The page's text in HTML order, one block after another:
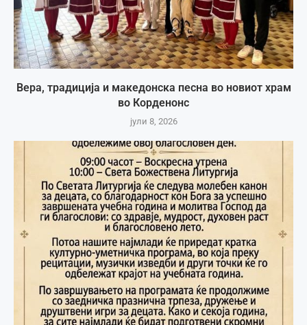
Вера, традиција и македонска песна во новиот храм
во Корденонс
јули 8, 2026